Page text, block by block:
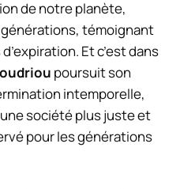
de notre planète,
témoignant
Et c’est dans
poursuit son
intemporelle,
société plus juste et
pour les générations